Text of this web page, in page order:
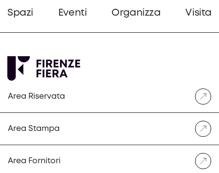
Spazi Eventi Organizza Visita
Area Riservata
Area Stampa
Area Fornitori